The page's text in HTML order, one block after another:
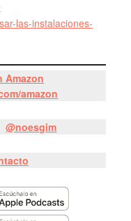
las-instalaciones-
Amazon
amazon
@noesgim